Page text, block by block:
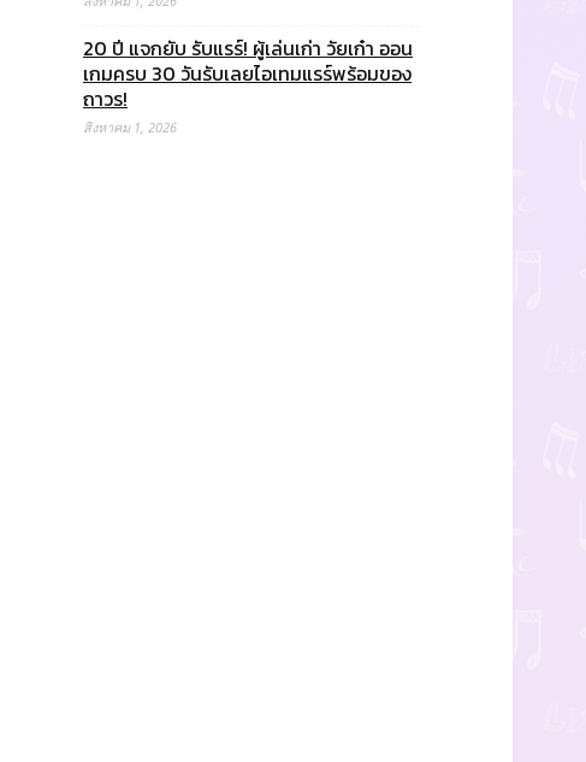
20 ปี แจกยับ รับแรร์! ผู้เล่นเก่า วัยเก๋า ออน
เกมครบ 30 วันรับเลยไอเทมแรร์พร้อมของ
ถาวร!
สิงหาคม 1, 2026